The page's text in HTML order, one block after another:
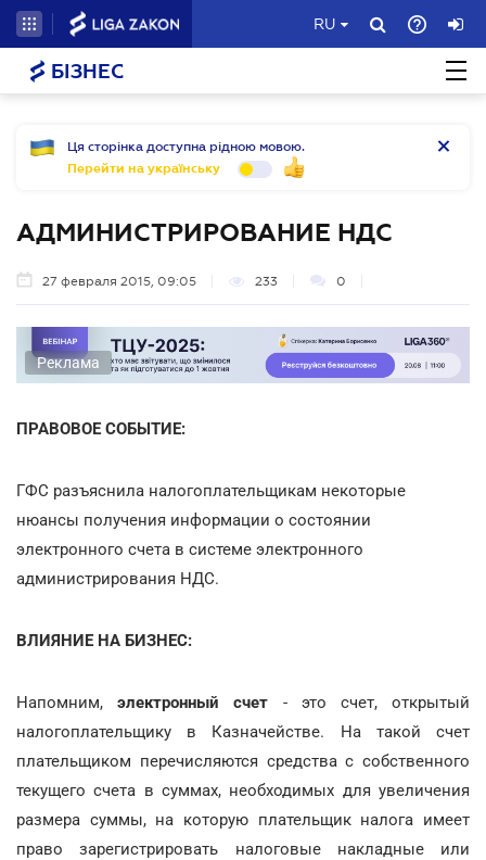
RU
БІЗНЕС
Ця сторінка доступна рідною мовою.
Перейти на українську
АДМИНИСТРИРОВАНИЕ НДС
27 февраля 2015, 09:05 233 0
Реклама
ПРАВОВОЕ СОБЫТИЕ:
ГФС разъяснила налогоплательщикам некоторые
нюансы получения информации о состоянии
электронного счета в системе электронного
администрирования НДС.
ВЛИЯНИЕ НА БИЗНЕС:
Напомним,электронный счет - это счет, открытый
налогоплательщику в Казначействе. На такой счет
плательщиком перечисляются средства с собственного
текущего счета в суммах, необходимых для увеличения
размера суммы, на которую плательщик налога имеет
право зарегистрировать налоговые накладные или